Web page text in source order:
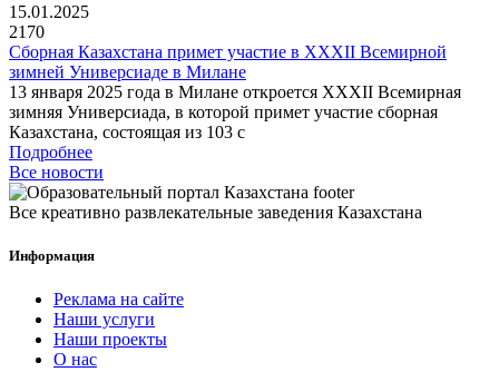
15.01.2025
2170
Сборная Казахстана примет участие в XXXII Всемирной
зимней Универсиаде в Милане
13 января 2025 года в Милане откроется XXXII Всемирная
зимняя Универсиада, в которой примет участие сборная
Казахстана, состоящая из 103 с
Подробнее
Все новости
Все креативно развлекательные заведения Казахстана
Информация
Реклама на сайте
Наши услуги
Наши проекты
О нас